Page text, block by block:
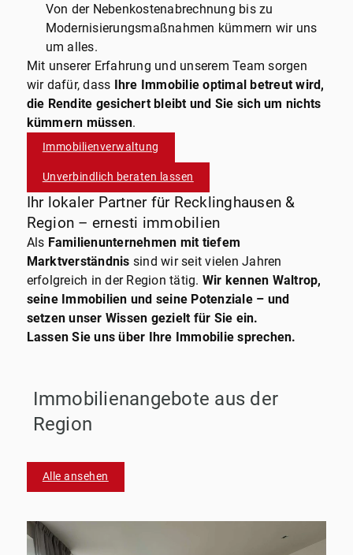
Von der Nebenkostenabrechnung bis zu
Modernisierungsmaßnahmen kümmern wir uns
um alles.
Mit unserer Erfahrung und unserem Team sorgen
wir dafür, dass Ihre Immobilie optimal betreut wird,
die Rendite gesichert bleibt und Sie sich um nichts
kümmern müssen.
Immobilienverwaltung
Unverbindlich beraten lassen
Ihr lokaler Partner für Recklinghausen &
Region – ernesti immobilien
Als Familienunternehmen mit tiefem
Marktverständnis sind wir seit vielen Jahren
erfolgreich in der Region tätig. Wir kennen Waltrop,
seine Immobilien und seine Potenziale – und
setzen unser Wissen gezielt für Sie ein.
Lassen Sie uns über Ihre Immobilie sprechen.
Immobilienangebote aus der
Region
Alle ansehen